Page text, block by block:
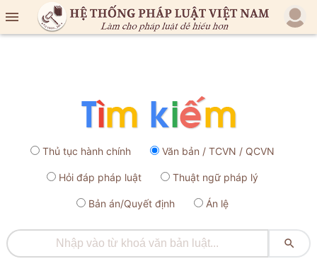

Thủ tục hành chính Văn bản / TCVN / QCVN
Hỏi đáp pháp luật Thuật ngữ pháp lý
Bản án/Quyết định Án lệ
